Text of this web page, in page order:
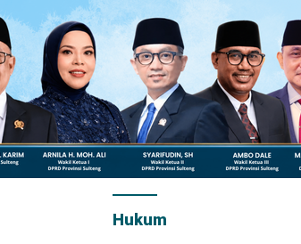
Hukum